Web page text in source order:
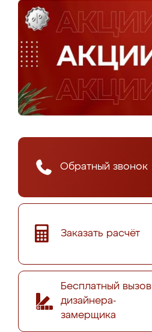
Обратный звонок
Заказать расчёт
Бесплатный вызов
дизайнера-
замерщика